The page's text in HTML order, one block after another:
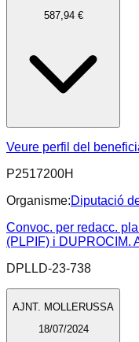
587,94 €
Veure perfil del
P2517200H
Organisme:Diputació
Convoc. per redacc.
(PLPIF) i DUPROCIM.
DPLLD-23-738
AJNT. MOLLERUSSA
18/07/2024